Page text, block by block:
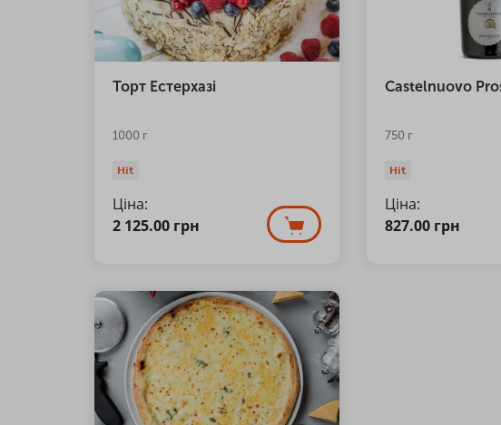
Торт Естерхазі
1000 г
Hit
Ціна:
2 125.00 грн
Castelnuovo
750 г
Hit
Ціна:
827.00 грн